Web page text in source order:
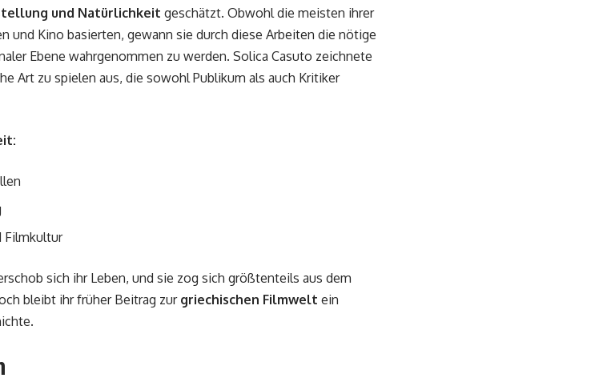
und Natürlichkeit geschätzt. Obwohl die meisten ihrer
und Kino basierten, gewann sie durch diese Arbeiten die nötige
Ebene wahrgenommen zu werden. Solica Casuto zeichnete
Art zu spielen aus, die sowohl Publikum als auch Kritiker
Filmkultur
sich ihr Leben, und sie zog sich größtenteils aus dem
bleibt ihr früher Beitrag zur griechischen Filmwelt ein